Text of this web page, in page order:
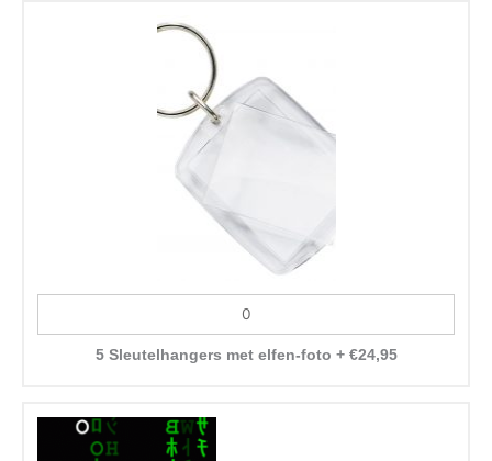
5 Sleutelhangers met elfen-foto + €24,95